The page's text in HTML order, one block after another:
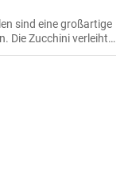
sind eine großartige
Die Zucchini verleiht
sie sind
zu Fleisch.